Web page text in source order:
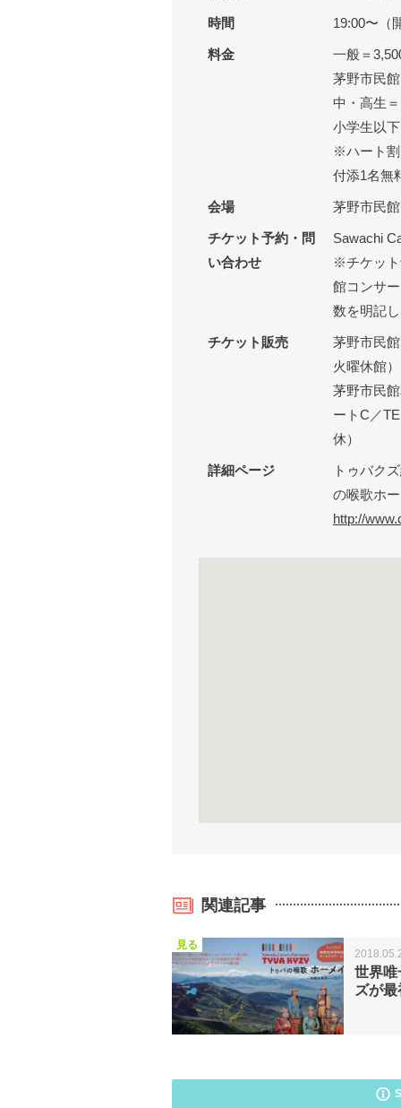
時間 19:00〜（
料金
一般＝
茅野市民
中・高生
小学生以
※ハート割
付添1名無
会場 茅野市民
チケット予約・問
い合わせ
Sawachi
※チケット
館コンサ
数を明記
チケット販売
茅野市民
火曜休館）
茅野市民
ートC／
休）
詳細ページ
トゥバク
の喉歌ホ
http://
関連記事
世界唯
ズが
見る